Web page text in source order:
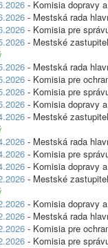
- Komisia dopravy
- Mestská rada
- Komisia pre
- Mestské
- Mestská rada
- Komisia pre
- Komisia pre
- Komisia dopravy
- Mestské
- Mestská rada
- Komisia pre
- Komisia dopravy
- Mestské
- Komisia dopravy
- Mestská rada
- Komisia pre
- Komisia pre